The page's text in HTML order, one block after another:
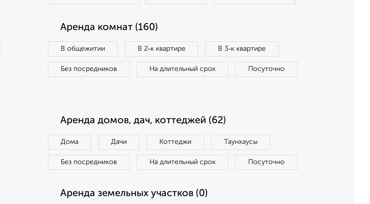
Аренда комнат (160)
В общежитии В 2‑к квартире В 3‑к квартире
Без посредников На длительный срок Посуточно
Аренда домов, дач, коттеджей (62)
Дома Дачи Коттеджи Таунхаусы
Без посредников На длительный срок Посуточно
Аренда земельных участков (0)